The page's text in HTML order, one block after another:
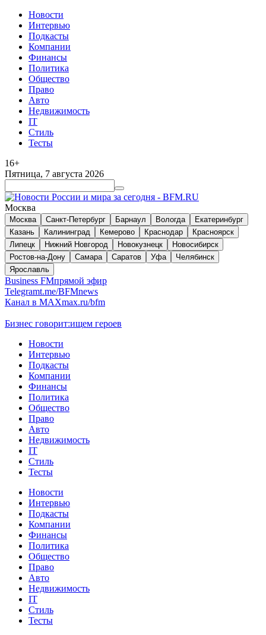
Новости
Интервью
Подкасты
Компании
Финансы
Политика
Общество
Право
Авто
Недвижимость
IT
Стиль
Тесты
16+
Пятница, 7 августа 2026
Москва
Москва Санкт-Петербург Барнаул Вологда
Екатеринбург
Казань
Калининград Кемерово Краснодар
Красноярск
Липецк
Нижний Новгород Новокузнецк
Новосибирск
Ростов-на-Дону
Самара Саратов Уфа
Челябинск
Ярославль
Business FMпрямой эфир
Telegramt.me/BFMnews
Канал в MAXmax.ru/bfm
Бизнес говорит:ищем героев
Новости
Интервью
Подкасты
Компании
Финансы
Политика
Общество
Право
Авто
Недвижимость
IT
Стиль
Тесты
Новости
Интервью
Подкасты
Компании
Финансы
Политика
Общество
Право
Авто
Недвижимость
IT
Стиль
Тесты